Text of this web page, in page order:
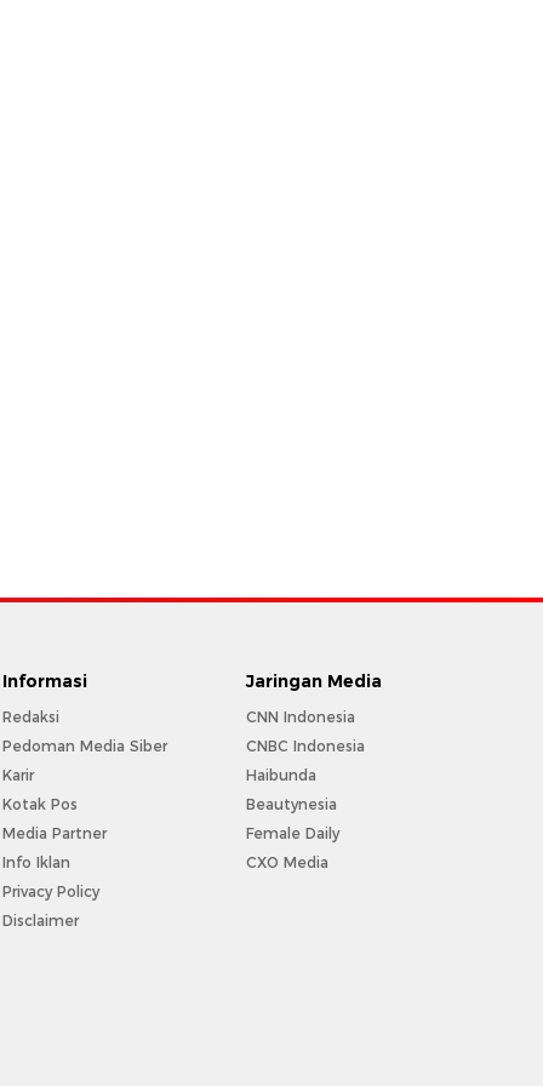
Informasi
Redaksi
Pedoman Media Siber
Karir
Kotak Pos
Media Partner
Info Iklan
Privacy Policy
Disclaimer
Jaringan Media
CNN Indonesia
CNBC Indonesia
Haibunda
Beautynesia
Female Daily
CXO Media